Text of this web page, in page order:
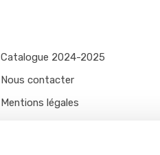
Catalogue 2024-2025
Nous contacter
Mentions légales